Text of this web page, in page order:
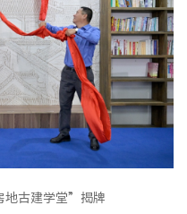
党建工
纪检监
群团工
地古建学堂”揭牌